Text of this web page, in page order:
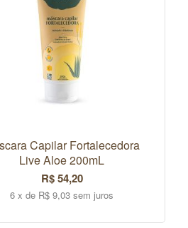
Capilar Fortalecedora
Live Aloe 200mL
R$ 54,20
6 x de R$ 9,03 sem juros